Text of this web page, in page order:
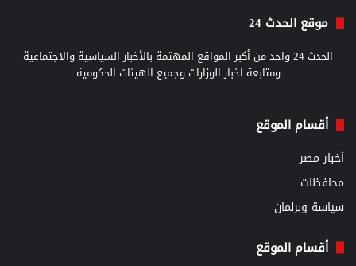
موقع الحدث 24
الحدث 24 واحد من أكبر المواقع المهتمة بالأخبار السياسية والاجتماعية
ومتابعة اخبار الوزارات وجميع الهيئات الحكومية
أقسام الموقع
أخبار مصر
محافظات
سياسة وبرلمان
أقسام الموقع